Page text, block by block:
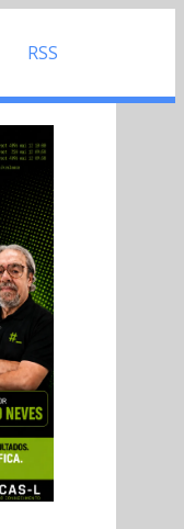
RSS